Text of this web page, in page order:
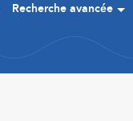
Recherche avancée